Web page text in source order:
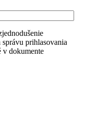
prihlasovania
v dokumente